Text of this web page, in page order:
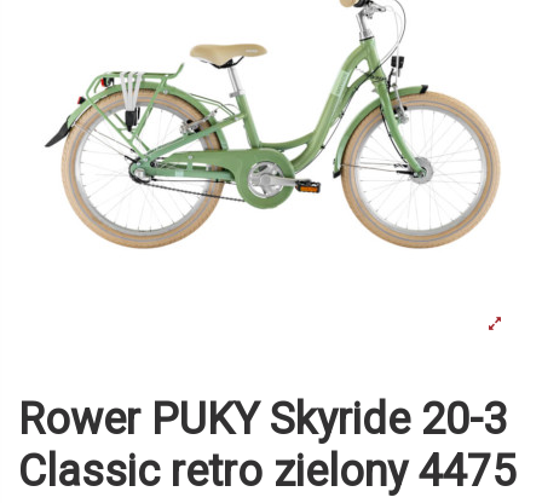
Rower PUKY Skyride 20-3
Classic retro zielony 4475